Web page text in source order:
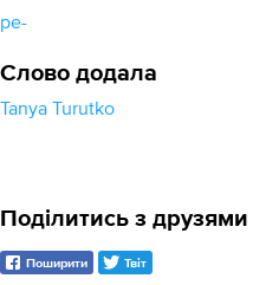
ре-
Слово додала
Tanya Turutko
Поділитись з друзями
Поширити Твіт